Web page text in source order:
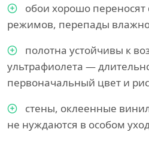
обои хорошо
режимов, перепады
полотна устойчивы к
ультрафиолета —
первоначальный цвет и
стены, оклеенные
не нуждаются в особом